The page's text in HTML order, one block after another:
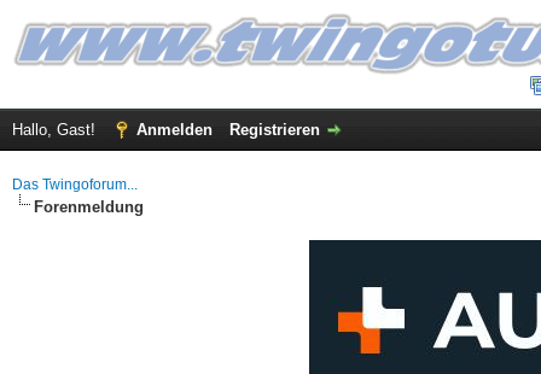
Hallo, Gast! Anmelden Registrieren
Das Twingoforum...
Forenmeldung